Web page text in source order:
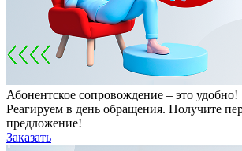
Абонентское сопровождение – это удобно!
Реагируем в день обращения. Получите
предложение!
Заказать